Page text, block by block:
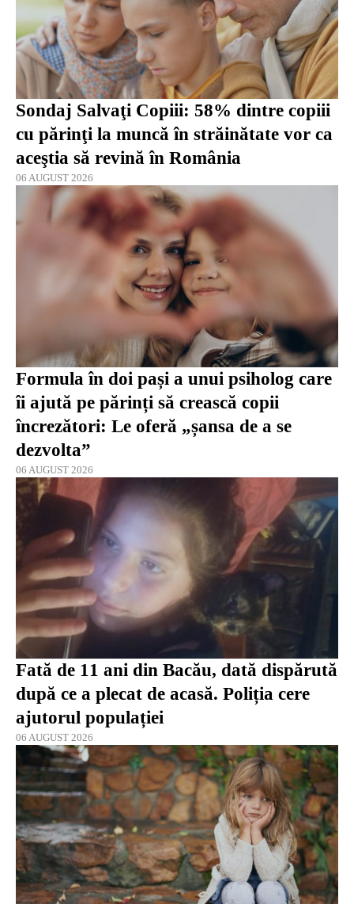
Sondaj Salvaţi Copiii: 58% dintre copiii
cu părinţi la muncă în străinătate vor ca
aceştia să revină în România
06 AUGUST 2026
Formula în doi pași a unui psiholog care
îi ajută pe părinți să crească copii
încrezători: Le oferă „șansa de a se
dezvolta”
06 AUGUST 2026
Fată de 11 ani din Bacău, dată dispărută
după ce a plecat de acasă. Poliția cere
ajutorul populației
06 AUGUST 2026